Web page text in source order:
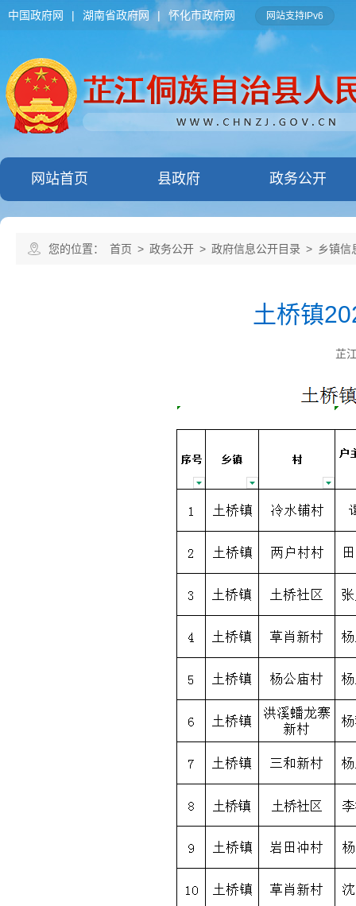
中国政府网 | 湖南省政府网 | 怀化市政府网 网站支持IPv6
网站首页 县政府 政务公开
您的位置： 首页 > 政务公开 > 政府信息公开目录 > 乡镇信
土桥镇
芷